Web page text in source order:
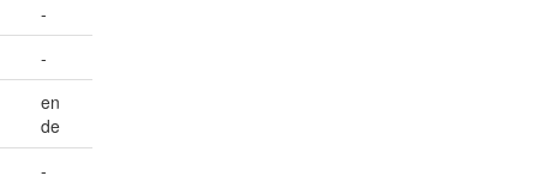
-
-
en
de
-